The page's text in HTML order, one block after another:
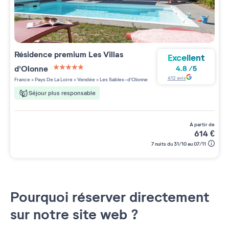
Résidence premium Les Villas
d'Olonne
5 étoiles sur 5
France>Pays De La Loire>Vendée>Les Sables-d'Olonne
Séjour plus responsable
Excellent
4.8 /5
412 avis
à partir de
614€
7 nuits du 31/10 au 07/11
Pourquoi réserver directement
sur notre site web ?